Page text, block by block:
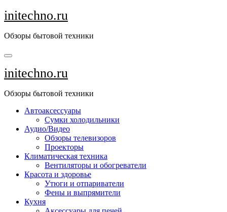
Перейти
к
initechno.ru
Обзоры бытовой техники
initechno.ru
Обзоры бытовой техники
Автоаксессуары
Сумки холодильники
Аудио/Видео
Обзоры телевизоров
Проекторы
Климатическая техника
Вентиляторы и обогреватели
Красота и здоровье
Утюги и отпариватели
Фены и выпрямители
Кухня